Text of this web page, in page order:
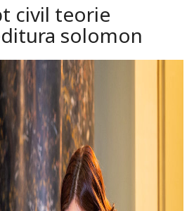
civil teorie
solomon